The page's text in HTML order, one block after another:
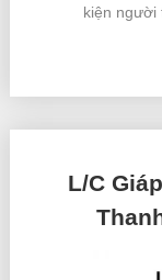
kiện người
L/C